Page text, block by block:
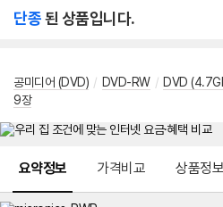
단종된 상품입니다.
공미디어 (DVD) / DVD-RW / DVD
9장
요약정보 가격비교 상품정보